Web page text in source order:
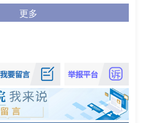
更多